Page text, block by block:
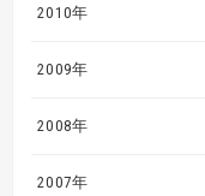
2010年
2009年
2008年
2007年